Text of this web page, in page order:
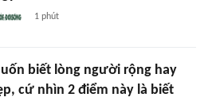
1 phút
biết lòng người rộng hay
cứ nhìn 2 điểm này là biết